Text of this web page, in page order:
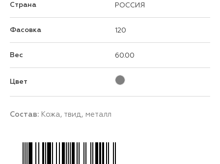
Страна РОССИЯ
Фасовка 120
Вес 60.00
Цвет
Состав: Кожа, твид, металл